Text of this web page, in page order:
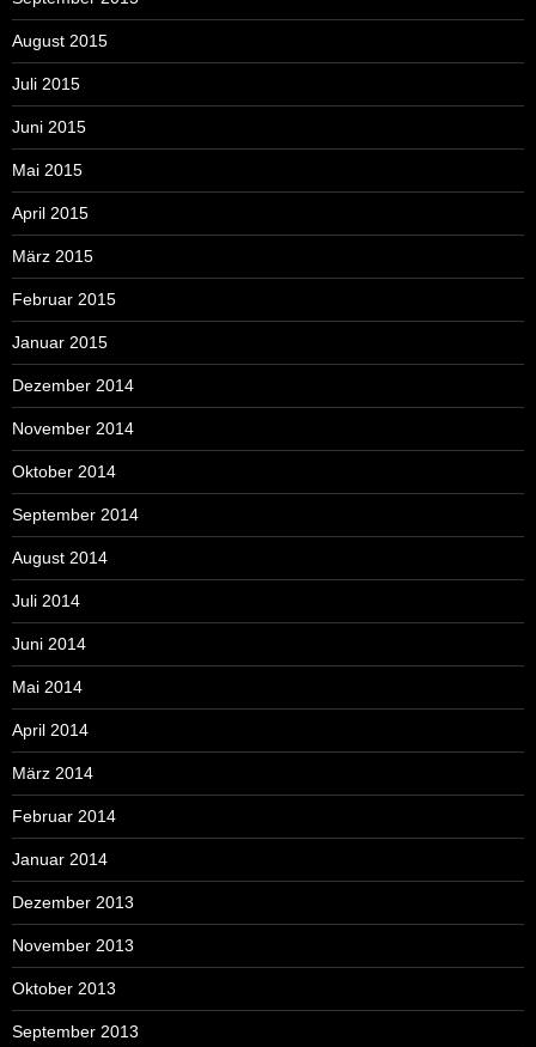
August 2015
Juli 2015
Juni 2015
Mai 2015
April 2015
März 2015
Februar 2015
Januar 2015
Dezember 2014
November 2014
Oktober 2014
September 2014
August 2014
Juli 2014
Juni 2014
Mai 2014
April 2014
März 2014
Februar 2014
Januar 2014
Dezember 2013
November 2013
Oktober 2013
September 2013